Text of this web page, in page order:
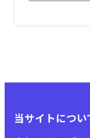
当サイトについ